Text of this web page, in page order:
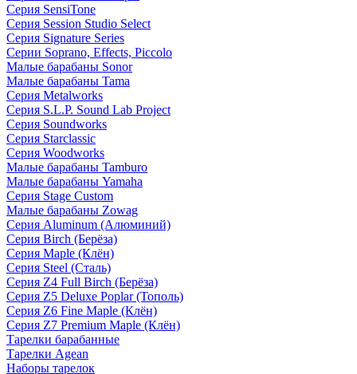
Серия SensiTone
Серия Session Studio Select
Серия Signature Series
Серии Soprano, Effects, Piccolo
Малые барабаны Sonor
Малые барабаны Tama
Серия Metalworks
Серия S.L.P. Sound Lab Project
Серия Soundworks
Серия Starclassic
Серия Woodworks
Малые барабаны Tamburo
Малые барабаны Yamaha
Серия Stage Custom
Малые барабаны Zowag
Серия Aluminum (Алюминий)
Серия Birch (Берёза)
Серия Maple (Клён)
Серия Steel (Сталь)
Серия Z4 Full Birch (Берёза)
Серия Z5 Deluxe Poplar (Тополь)
Серия Z6 Fine Maple (Клён)
Серия Z7 Premium Maple (Клён)
Тарелки барабанные
Тарелки Agean
Наборы тарелок